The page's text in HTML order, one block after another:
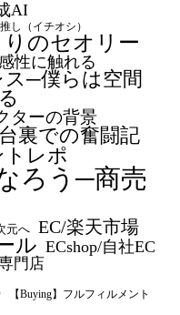
AI
し（イチオシ）
のセオリー
性に触れる
ス─僕らは空間
ターの背景
裏での奮闘記
トレポ
ろう─商売
元へ EC/楽天市場
ル ECshop/自社EC
門店
【Buying】フルフィルメント